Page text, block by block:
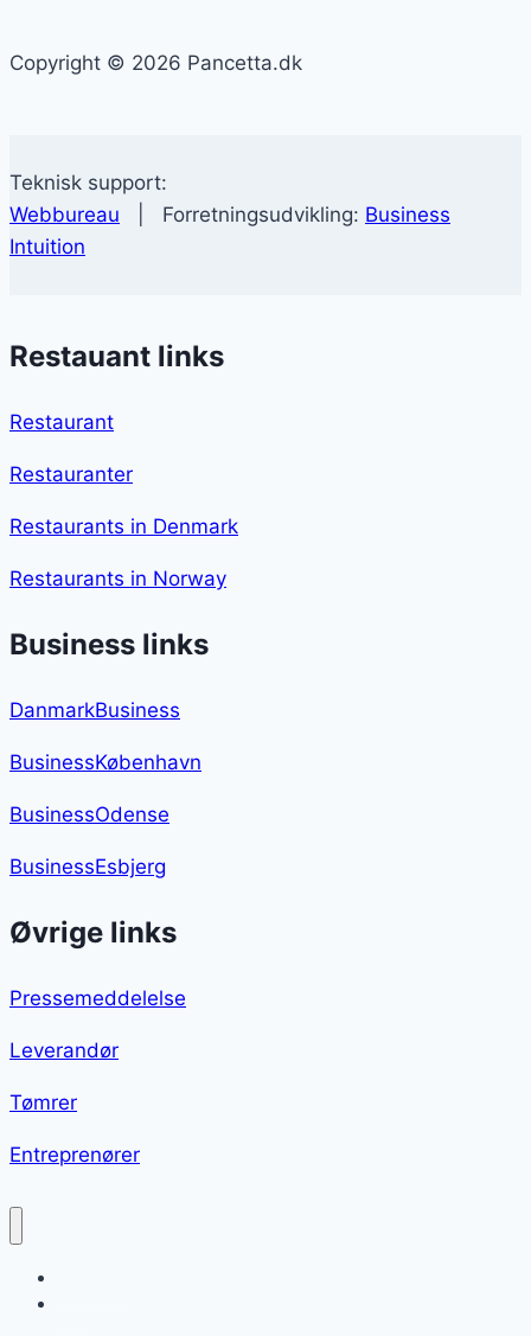
Copyright © 2026 Pancetta.dk
Teknisk support:
Webbureau | Forretningsudvikling: Business
Intuition
Restauant links
Restaurant
Restauranter
Restaurants in Denmark
Restaurants in Norway
Business links
DanmarkBusiness
BusinessKøbenhavn
BusinessOdense
BusinessEsbjerg
Øvrige links
Pressemeddelelse
Leverandør
Tømrer
Entreprenører